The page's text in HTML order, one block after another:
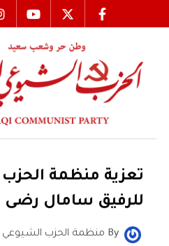
تعزية منظمة
للرفيق سامال
By منظمة الحزب الشيوعي